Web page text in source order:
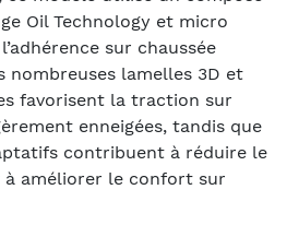
Oil Technology et micro
sur chaussée
nombreuses lamelles 3D et
favorisent la traction sur
enneigées, tandis que
contribuent à réduire le
améliorer le confort sur